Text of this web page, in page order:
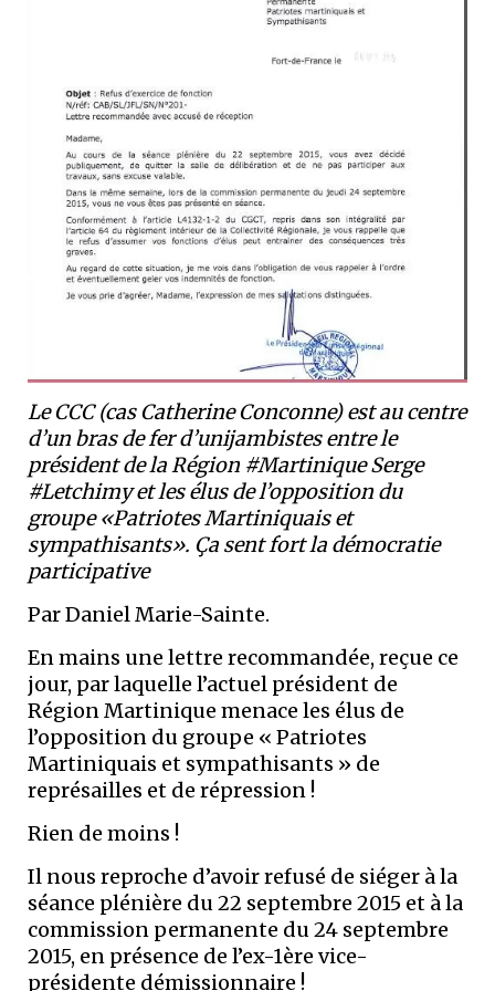
Le CCC (cas Catherine Conconne) est au centre
d’un bras de fer d’unijambistes entre le
président de la Région #Martinique Serge
#Letchimy et les élus de l’opposition du
groupe «Patriotes Martiniquais et
sympathisants». Ça sent fort la démocratie
participative
Par Daniel Marie-Sainte.
En mains une lettre recommandée, reçue ce
jour, par laquelle l’actuel président de
Région Martinique menace les élus de
l’opposition du groupe « Patriotes
Martiniquais et sympathisants » de
représailles et de répression !
Rien de moins !
Il nous reproche d’avoir refusé de siéger à la
séance plénière du 22 septembre 2015 et à la
commission permanente du 24 septembre
2015, en présence de l’ex-1ère vice-
présidente démissionnaire !